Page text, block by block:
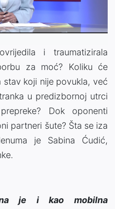
Video
i traumatizirala
za moć? Koliku će
koji nije povukla, već
u predizbornoj utrci
Dok oponenti
partneri šute? Šta se iza
je Sabina Ćudić,
je i kao mobilna